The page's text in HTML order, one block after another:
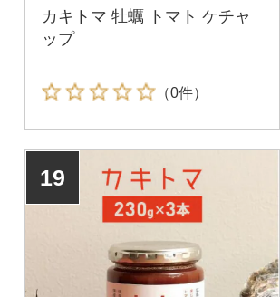
カキトマ 牡蠣 トマト ケチャ
ップ
（0件）
19